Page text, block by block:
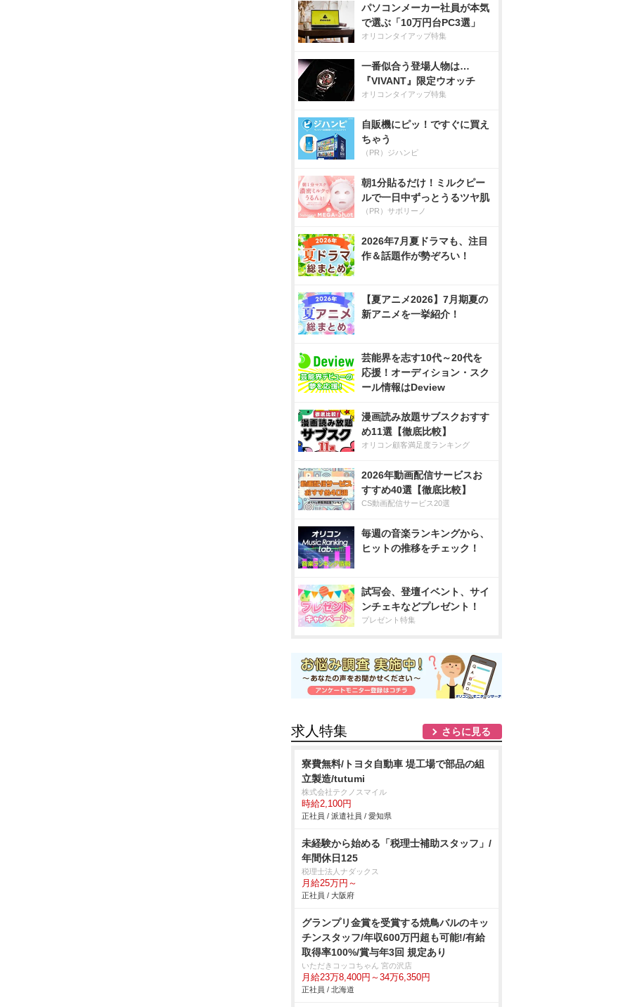
パソコンメーカー社員が本気
で選ぶ「10万円台PC3選」
オリコンタイアップ特集
一番似合う登場人物は…
『VIVANT』限定ウオッチ
オリコンタイアップ特集
自販機にピッ！ですぐに買え
ちゃう
（PR）ジハンピ
朝1分貼るだけ！ミルクピー
ルで一日中ずっとうるツヤ肌
（PR）サボリーノ
2026年7月夏ドラマも、注目
作＆話題作が勢ぞろい！
【夏アニメ2026】7月期夏の
新アニメを一挙紹介！
芸能界を志す10代～20代を
応援！オーディション・スク
ール情報はDeview
漫画読み放題サブスクおすす
め11選【徹底比較】
オリコン顧客満足度ランキング
2026年動画配信サービスお
すすめ40選【徹底比較】
CS動画配信サービス20選
毎週の音楽ランキングから、
ヒットの推移をチェック！
試写会、登壇イベント、サイ
ンチェキなどプレゼント！
プレゼント特集
求人特集 さらに見る
寮費無料/トヨタ自動車 堤工場で部品の組
立製造/tutumi
株式会社テクノスマイル
時給2,100円
正社員 / 派遣社員 / 愛知県
未経験から始める「税理士補助スタッフ」/
年間休日125
税理士法人ナダックス
月給25万円～
正社員 / 大阪府
グランプリ金賞を受賞する焼鳥バルのキッ
チンスタッフ/年収600万円超も可能!/有給
取得率100%/賞与年3回 規定あり
いただきコッコちゃん 宮の沢店
月給23万8,400円～34万6,350円
正社員 / 北海道